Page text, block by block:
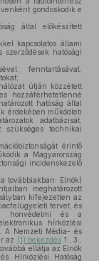
gondoskodik e
által előkészített
kapcsolatos állami
hatósági
fenntartásával,
útján közzétett
hozzáférhetetlenné
hatóság által
érdekében működteti
adatbázisát,
szükséges technikai
érintő
a Magyarország
incidenskezelő
továbbiakban: Elnök)
meghatározott
kifejezetten az
tervet, és
honvédelmi és a
hírközlési
A Nemzeti Média- és
az (1) bekezdés 1., 3.,
ellátja az Elnök
Hírközlési Hatóság